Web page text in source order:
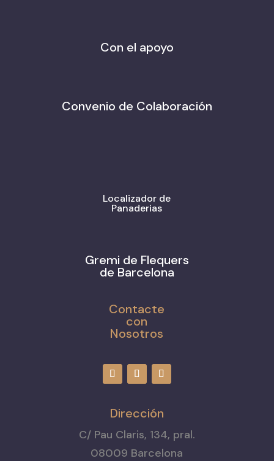
Con el apoyo
Convenio de Colaboración
Localizador de
Panaderias
Gremi de Flequers
de Barcelona
Contacte
con
Nosotros
Dirección
C/ Pau Claris, 134, pral.
08009 Barcelona